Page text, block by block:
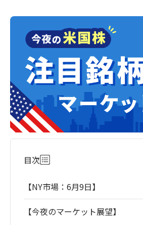
目次
【NY市場：6月9日】
【今夜のマーケット展望】